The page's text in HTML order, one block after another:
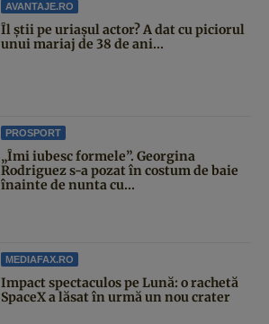
AVANTAJE.RO
Îl știi pe uriașul actor? A dat cu piciorul
unui mariaj de 38 de ani...
PROSPORT
„Îmi iubesc formele”. Georgina
Rodriguez s-a pozat în costum de baie
înainte de nunta cu...
MEDIAFAX.RO
Impact spectaculos pe Lună: o rachetă
SpaceX a lăsat în urmă un nou crater